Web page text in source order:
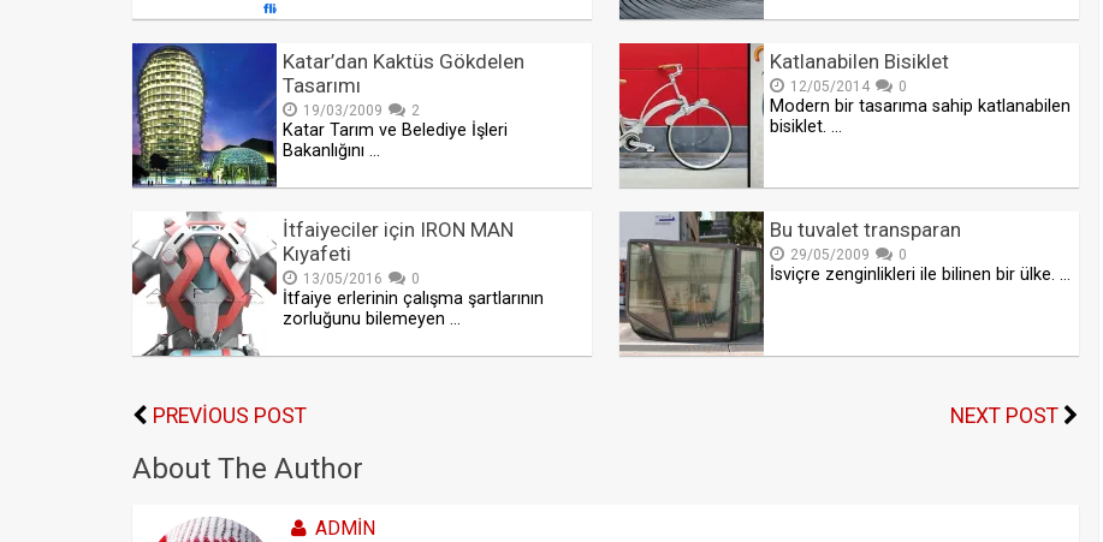
Katar’dan Kaktüs Gökdelen
Tasarımı
19/03/2009 2
Katar Tarım ve Belediye İşleri
Bakanlığını …
Katlanabilen Bisiklet
12/05/2014 0
Modern bir tasarıma sahip katlanabilen
bisiklet. …
İtfaiyeciler için IRON MAN
Kıyafeti
13/05/2016 0
İtfaiye erlerinin çalışma şartlarının
zorluğunu bilemeyen …
Bu tuvalet transparan
29/05/2009 0
İsviçre zenginlikleri ile bilinen bir ülke. …
PREVIOUS POST NEXT POST
About The Author
ADMIN